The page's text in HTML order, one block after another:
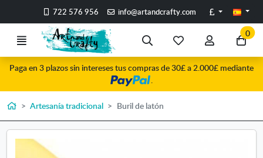
Ir al contenido principal de la página
722 576 956 info@artandcrafty.com Libras
Menú Búsqueda
artículos
favoritos
cuenta
Ir
a
mi
0
Paga en 3 plazos sin intereses tus compras de 30£ a 2.000£ mediante
InicioArtesanía tradicional Buril de latón